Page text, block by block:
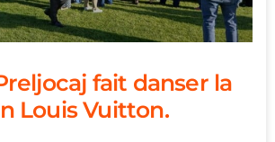
fait danser la
Louis Vuitton.